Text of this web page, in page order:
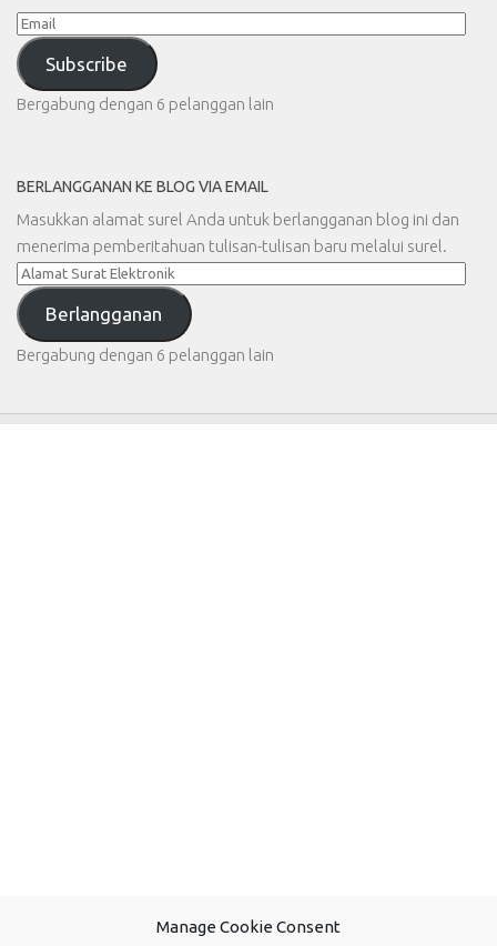
Manage Cookie Consent
Email
Subscribe
Bergabung dengan 6 pelanggan lain
BERLANGGANAN KE BLOG VIA EMAIL
Masukkan alamat surel Anda untuk berlangganan blog ini dan
menerima pemberitahuan tulisan-tulisan baru melalui surel.
Alamat
Surat
Elektronik
Berlangganan
Bergabung dengan 6 pelanggan lain